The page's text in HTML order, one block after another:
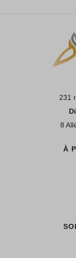
231
8
À